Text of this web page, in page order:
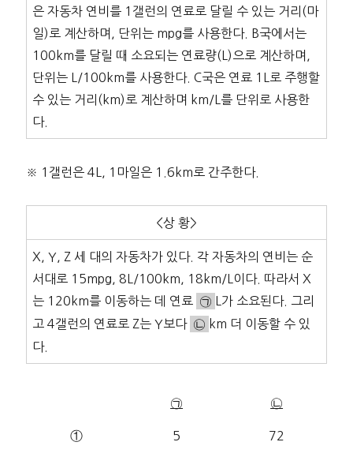
은 자동차 연비를 1갤런의 연료로 달릴 수 있는 거리(마
일)로 계산하며, 단위는 mpg를 사용한다. B국에서는
100km를 달릴 때 소요되는 연료량(L)으로 계산하며,
단위는 L/100km를 사용한다. C국은 연료 1L로 주행할
수 있는 거리(km)로 계산하며 km/L를 단위로 사용한
다.
※ 1갤런은 4L, 1마일은 1.6km로 간주한다.
<상 황>
X, Y, Z 세 대의 자동차가 있다. 각 자동차의 연비는 순
서대로 15mpg, 8L/100km, 18km/L이다. 따라서 X
는 120km를 이동하는 데 연료 ㉠
L가 소요된다. 그리
고 4갤런의 연료로 Z는 Y보다 ㉡ km 더 이동할 수 있
다.
㉠ ㉡
① 5 72